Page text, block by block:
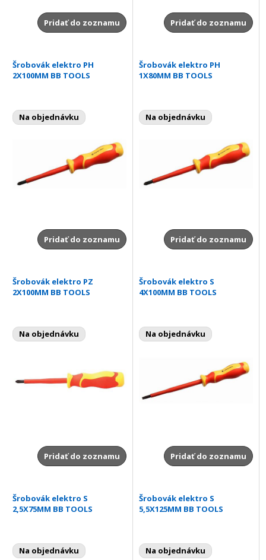
Pridať do zoznamu Pridať do zoznamu
Šrobovák elektro PH
2X100MM BB TOOLS
Na objednávku
Pridať do zoznamu
Šrobovák elektro PH
1X80MM BB TOOLS
Na objednávku
Pridať do zoznamu
Šrobovák elektro PZ
2X100MM BB TOOLS
Na objednávku
Pridať do zoznamu
Šrobovák elektro S
4X100MM BB TOOLS
Na objednávku
Pridať do zoznamu
Šrobovák elektro S
2,5X75MM BB TOOLS
Na objednávku
Šrobovák elektro S
5,5X125MM BB TOOLS
Na objednávku